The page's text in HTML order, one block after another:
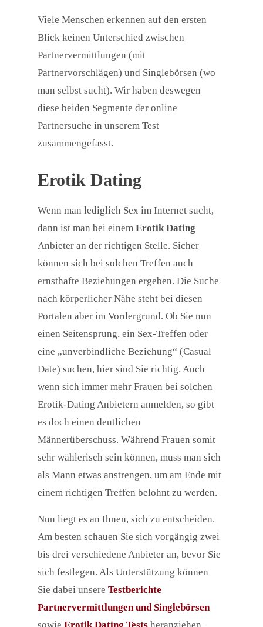
Viele Menschen erkennen auf den ersten
Blick keinen Unterschied zwischen
Partnervermittlungen (mit
Partnervorschlägen) und Singlebörsen (wo
man selbst sucht). Wir haben deswegen
diese beiden Segmente der online
Partnersuche in unserem Test
zusammengefasst.
Erotik Dating
Wenn man lediglich Sex im Internet sucht,
dann ist man bei einem Erotik Dating
Anbieter an der richtigen Stelle. Sicher
können sich bei solchen Treffen auch
ernsthafte Beziehungen ergeben. Die Suche
nach körperlicher Nähe steht bei diesen
Portalen aber im Vordergrund. Ob Sie nun
einen Seitensprung, ein Sex-Treffen oder
eine „unverbindliche Beziehung“ (Casual
Date) suchen, hier sind Sie richtig. Auch
wenn sich immer mehr Frauen bei solchen
Erotik-Dating Anbietern anmelden, so gibt
es doch einen deutlichen
Männerüberschuss. Während Frauen somit
sehr wählerisch sein können, muss man sich
als Mann etwas anstrengen, um am Ende mit
einem richtigen Treffen belohnt zu werden.
Nun liegt es an Ihnen, sich zu entscheiden.
Am besten schauen Sie sich vorgängig zwei
bis drei verschiedene Anbieter an, bevor Sie
sich festlegen. Als Unterstützung können
Sie dabei unsere Testberichte
Partnervermittlungen und Singlebörsen